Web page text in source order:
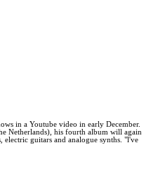
in a Youtube video in early December.
Netherlands), his fourth album will again
guitars and analogue synths. "l've